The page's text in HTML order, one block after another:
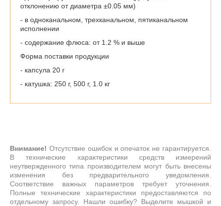
отклонению от диаметра ±0.05 мм)
- в одноканальном, трехканальном, пятиканальном
исполнении
- содержание флюса: от 1.2 % и выше
Форма поставки продукции
- капсула 20 г
- катушка: 250 г, 500 г, 1.0 кг
Внимание! Отсутствие ошибок и опечаток не гарантируется.
В технические характеристики средств измерений
неутвержденного типа производителем могут быть внесены
изменения без предварительного уведомления.
Соответствие важных параметров требует уточнения.
Полные технические характеристики предоставляются по
отдельному запросу. Нашли ошибку? Выделите мышкой и